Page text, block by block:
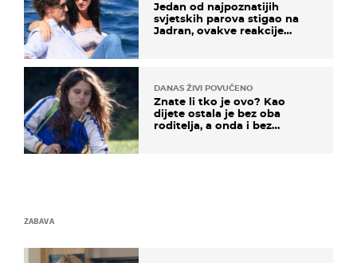
Jedan od najpoznatijih
svjetskih parova stigao na
Jadran, ovakve reakcije
DANAS ŽIVI POVUČENO
Znate li tko je ovo? Kao
dijete ostala je bez oba
roditelja, a onda i bez
ZABAVA